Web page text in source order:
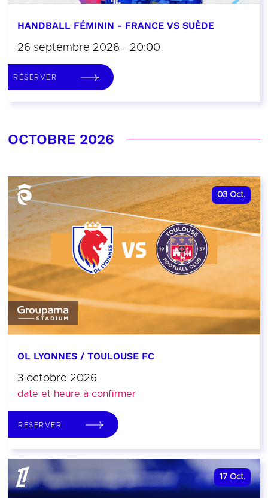
HANDBALL FÉMININ - FRANCE VS SUÈDE
26 septembre 2026 - 20:00
RÉSERVER
OCTOBRE 2026
03 Oct.
OL LYONNES / TOULOUSE FC
3 octobre 2026
date et heure à confirmer
RÉSERVER
17 Oct.